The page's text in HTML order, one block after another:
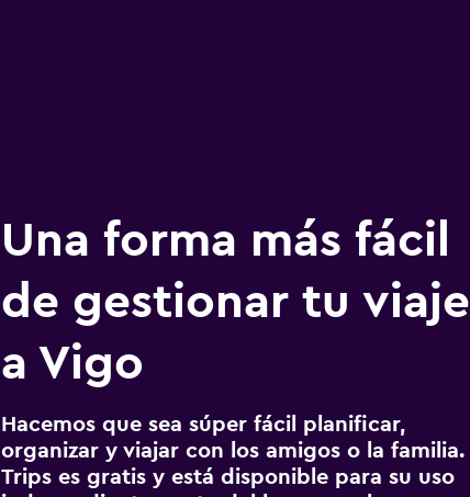
Una forma más fácil
de gestionar tu viaje
a Vigo
Hacemos que sea súper fácil planificar,
organizar y viajar con los amigos o la familia.
Trips es gratis y está disponible para su uso